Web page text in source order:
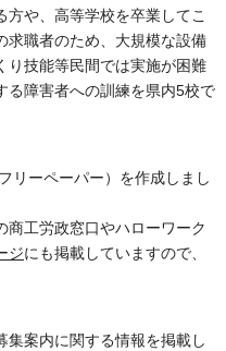
や、高等学校を卒業してこ
求職者のため、大規模な設備
り技能等民間では実施が困難
る障害者への訓練を県内5校で
リーペーパー）を作成しまし
商工労政窓口やハローワーク
ジにも掲載していますので、
集案内に関する情報を掲載し